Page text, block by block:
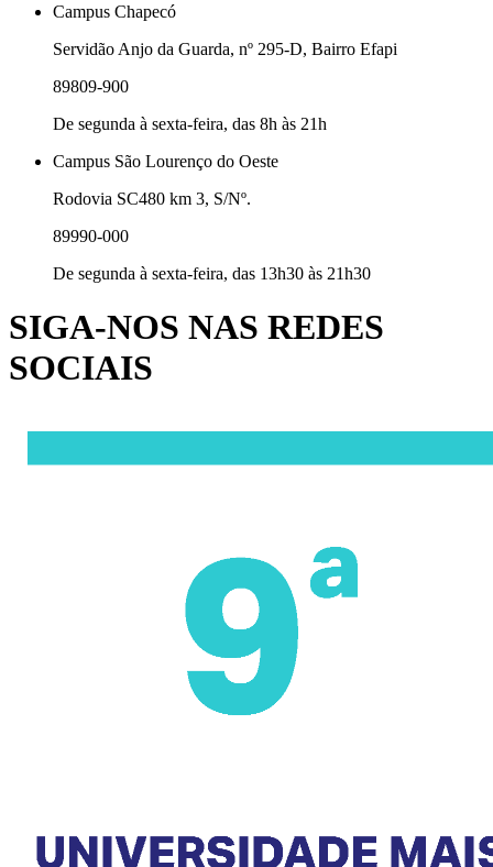
Campus Chapecó
Servidão Anjo da Guarda, nº 295-D, Bairro Efapi
89809-900
De segunda à sexta-feira, das 8h às 21h
Campus São Lourenço do Oeste
Rodovia SC480 km 3, S/Nº.
89990-000
De segunda à sexta-feira, das 13h30 às 21h30
SIGA-NOS NAS REDES
SOCIAIS